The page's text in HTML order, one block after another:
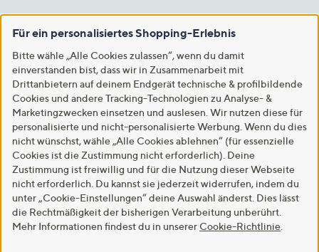
Für ein personalisiertes Shopping-Erlebnis
Bitte wähle „Alle Cookies zulassen“, wenn du damit
einverstanden bist, dass wir in Zusammenarbeit mit
Drittanbietern auf deinem Endgerät technische & profilbildende
Cookies und andere Tracking-Technologien zu Analyse- &
Marketingzwecken einsetzen und auslesen. Wir nutzen diese für
personalisierte und nicht-personalisierte Werbung. Wenn du dies
nicht wünschst, wähle „Alle Cookies ablehnen“ (für essenzielle
Cookies ist die Zustimmung nicht erforderlich). Deine
Zustimmung ist freiwillig und für die Nutzung dieser Webseite
nicht erforderlich. Du kannst sie jederzeit widerrufen, indem du
unter „Cookie-Einstellungen“ deine Auswahl änderst. Dies lässt
die Rechtmäßigkeit der bisherigen Verarbeitung unberührt.
Mehr Informationen findest du in unserer Cookie-Richtlinie